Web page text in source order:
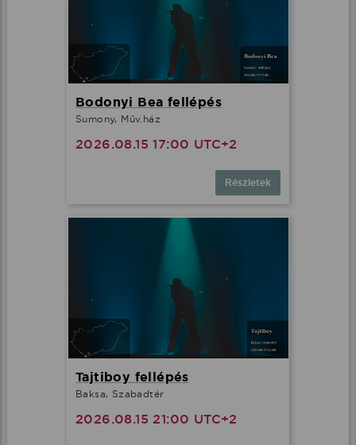
Bodonyi Bea fellépés
Sumony, Műv.ház
2026.08.15 17:00 UTC+2
Részletek
Tajtiboy fellépés
Baksa, Szabadtér
2026.08.15 21:00 UTC+2